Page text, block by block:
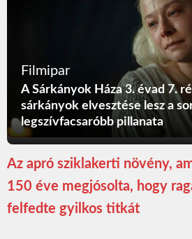
Filmipar
A Sárkányok Háza 3. évad 7.
sárkányok elvesztése lesz a
legszívfacsaróbb pillanata
Az apró sziklakerti növény,
150 éve megjósolta, hogy
felfedte gyilkos titkát